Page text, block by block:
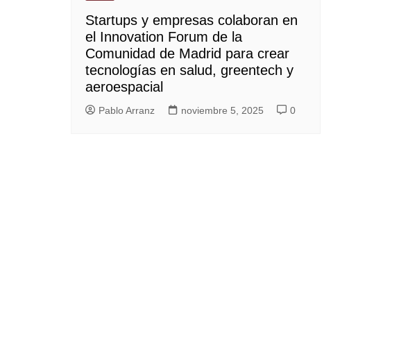
Startups y empresas colaboran en
el Innovation Forum de la
Comunidad de Madrid para crear
tecnologías en salud, greentech y
aeroespacial
Pablo Arranz noviembre 5, 2025 0